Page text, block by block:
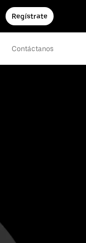
Regístrate
Contáctanos